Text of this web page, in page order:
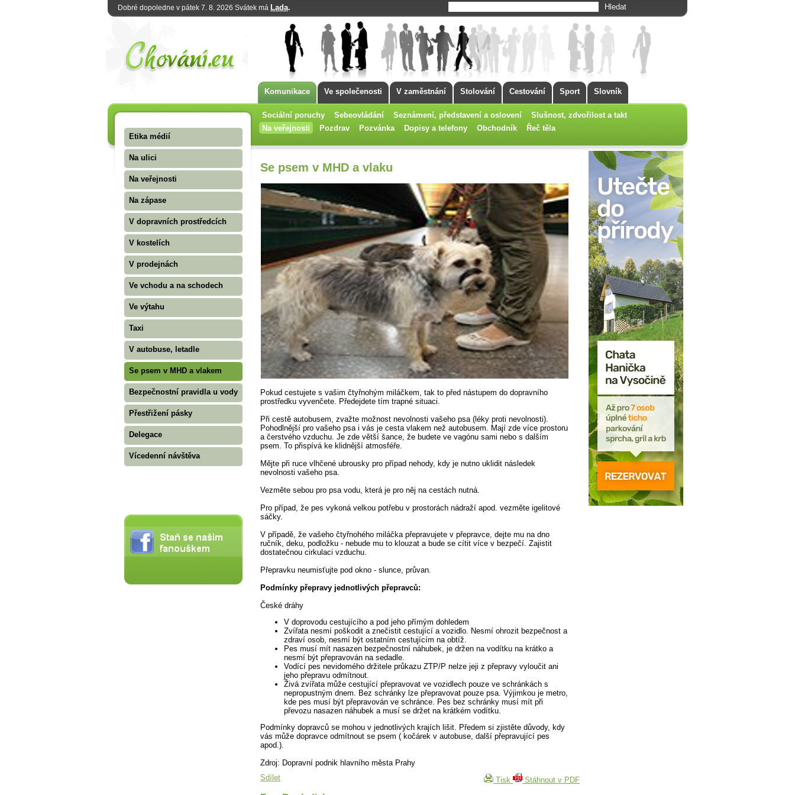
Dobré dopoledne v pátek 7. 8. 2026 Svátek má Lada.
Komunikace Ve společenosti V zaměstnání Stolování Cestování Sport Slovník
Sociální poruchy Sebeovládání Seznámení, představení a oslovení
Slušnost, zdvořilost a takt
Na veřejnosti
Pozdrav Pozvánka Dopisy a telefony Obchodník
Řeč těla
Etika médií
Na ulici
Na veřejnosti
Na zápase
V dopravních prostředcích
V kostelích
V prodejnách
Ve vchodu a na schodech
Ve výtahu
Taxi
V autobuse, letadle
Se psem v MHD a vlakem
Bezpečnostní pravidla u vody
Přestřižení pásky
Delegace
Vícedenní návštěva
Se psem v MHD a vlaku
Pokud cestujete s vašim čtyřnohým miláčkem, tak to před nástupem do dopravního
prostředku vyvenčete. Předejdete tím trapné situaci.
Při cestě autobusem, zvažte možnost nevolnosti vašeho psa (léky proti nevolnosti).
Pohodlnější pro vašeho psa i vás je cesta vlakem než autobusem. Mají zde více prostoru
a čerstvého vzduchu. Je zde větší šance, že budete ve vagónu sami nebo s dalším
psem. To přispívá ke klidnější atmosféře.
Mějte při ruce vlhčené ubrousky pro případ nehody, kdy je nutno uklidit následek
nevolnosti vašeho psa.
Vezměte sebou pro psa vodu, která je pro něj na cestách nutná.
Pro případ, že pes vykoná velkou potřebu v prostorách nádraží apod. vezměte igelitové
sáčky.
V případě, že vašeho čtyřnohého miláčka přepravujete v přepravce, dejte mu na dno
ručník, deku, podložku - nebude mu to klouzat a bude se cítit více v bezpečí. Zajistit
dostatečnou cirkulaci vzduchu.
Přepravku neumisťujte pod okno - slunce, průvan.
Podmínky přepravy jednotlivých přepravců:
České dráhy
V doprovodu cestujícího a pod jeho přímým dohledem
Zvířata nesmí poškodit a znečistit cestující a vozidlo. Nesmí ohrozit bezpečnost a
zdraví osob, nesmí být ostatním cestujícím na obtíž.
Pes musí mít nasazen bezpečnostní náhubek, je držen na vodítku na krátko a
nesmí být přepravován na sedadle.
Vodící pes nevidomého držitele průkazu ZTP/P nelze jeji z přepravy vyloučit ani
jeho přepravu odmítnout.
Živá zvířata může cestující přepravovat ve vozidlech pouze ve schránkách s
nepropustným dnem. Bez schránky lze přepravovat pouze psa. Výjimkou je metro,
kde pes musí být přepravován ve schránce. Pes bez schránky musí mít při
převozu nasazen náhubek a musí se držet na krátkém vodítku.
Podmínky dopravců se mohou v jednotlivých krajích lišit. Předem si zjistěte důvody, kdy
vás může dopravce odmítnout se psem ( kočárek v autobuse, další přepravující pes
apod.).
Zdroj: Dopravní podnik hlavního města Prahy
Sdílet
Tisk Stáhnout v PDF